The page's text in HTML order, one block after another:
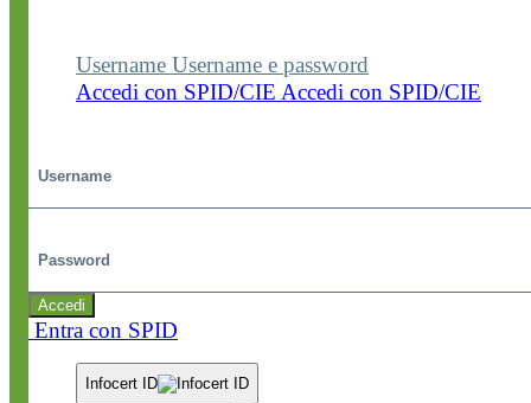
Username Username e password
Accedi con SPID/CIE Accedi con SPID/CIE
Accedi
Entra con SPID
Infocert ID